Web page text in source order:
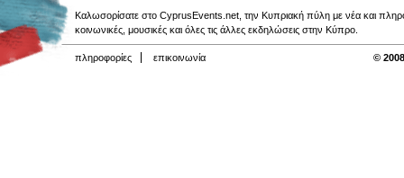
Καλωσορίσατε στο CyprusEvents.net, την Κυπριακή πύλη με νέα και
κοινωνικές, μουσικές και όλες τις άλλες εκδηλώσεις στην Κύπρο.
πληροφορίες επικοινωνία ©